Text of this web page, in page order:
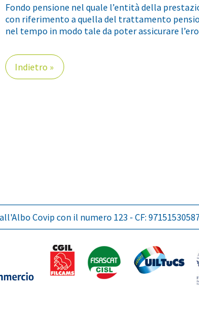
Fondo pensione nel quale l’entità della
con riferimento a quella del trattamento
nel tempo in modo tale da poter assicurare
Indietro »
Covip con il numero 123 - CF: